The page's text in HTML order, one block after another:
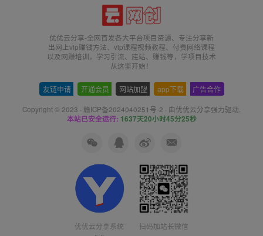
优优云分享-全网首发各大平台项目资源、专注分享新
出网上vip赚钱方法、vip课程视频教程、付费网络课程
以及网赚培训，学习引流、建站、赚钱等，学项目技术
从这里开始！
友链申请 开通会员 网站加盟 app下载 广告合作
Copyright © 2023 · 赣ICP备2024040251号-2 · 由优优云分享强力驱动.
本站已安全运行: 1637天20小时45分25秒
优优云分享系统
扫码加站长微信